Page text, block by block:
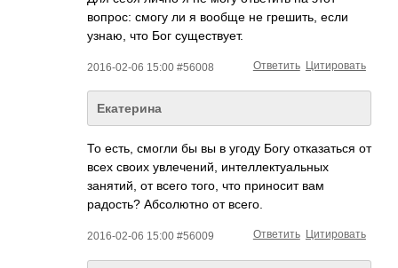
вопрос: смогу ли я вообще не грешить, если
узнаю, что Бог существует.
2016-02-06 15:00 #56008 Цитировать
Ответить
Екатерина
То есть, смогли бы вы в угоду Богу отказаться от
всех своих увлечений, интеллектуальных
занятий, от всего того, что приносит вам
радость? Абсолютно от всего.
2016-02-06 15:00 #56009 Цитировать
Ответить